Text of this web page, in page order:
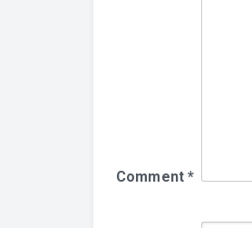
Comment*